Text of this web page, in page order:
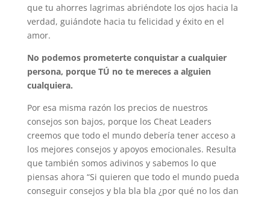
que tu ahorres lagrimas abriéndote los ojos hacia la
verdad, guiándote hacia tu felicidad y éxito en el
amor.
No podemos prometerte conquistar a cualquier
persona, porque TÚ no te mereces a alguien
cualquiera.
Por esa misma razón los precios de nuestros
consejos son bajos, porque los Cheat Leaders
creemos que todo el mundo debería tener acceso a
los mejores consejos y apoyos emocionales. Resulta
que también somos adivinos y sabemos lo que
piensas ahora “Si quieren que todo el mundo pueda
conseguir consejos y bla bla bla ¿por qué no los dan